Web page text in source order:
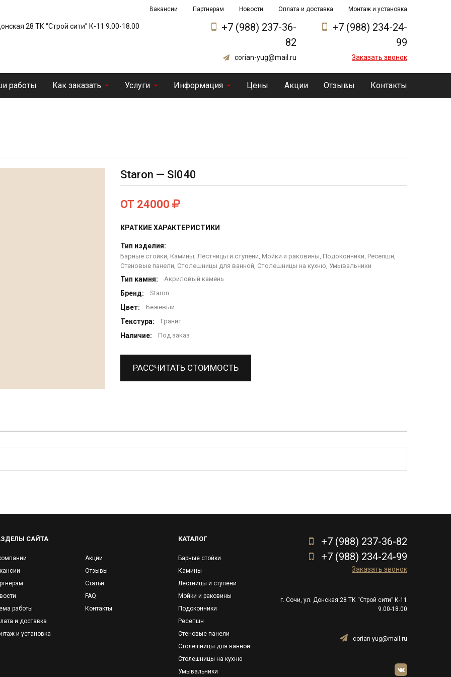
Вакансии Партнерам Новости Оплата и доставка Монтаж и установка
28 ТК “Строй сити” К-11 9.00-18.00
+7 (988) 237-36-
82
corian-yug@mail.ru
+7 (988) 234-24-
99
Заказать звонок
работы Как заказать Услуги Информация Цены Акции Отзывы Контакты
Staron — SI040
ОТ 24000
КРАТКИЕ ХАРАКТЕРИСТИКИ
Тип изделия:
Барные стойки, Камины, Лестницы и ступени, Мойки и раковины, Подоконники, Ресепшн,
Стеновые панели, Столешницы для ванной, Столешницы на кухню, Умывальники
Тип камня: Акриловый камень
Бренд: Staron
Цвет: Бежевый
Текстура: Гранит
Наличие: Под заказ
РАССЧИТАТЬ СТОИМОСТЬ
САЙТА
работы
и доставка
и установка
Акции
Отзывы
Статьи
FAQ
Контакты
КАТАЛОГ
Барные стойки
Камины
Лестницы и ступени
Мойки и раковины
Подоконники
Ресепшн
Стеновые панели
Столешницы для ванной
Столешницы на кухню
Умывальники
+7 (988) 237-36-82
+7 (988) 234-24-99
Заказать звонок
г. Сочи, ул. Донская 28 ТК “Строй сити” К-11
9.00-18.00
corian-yug@mail.ru